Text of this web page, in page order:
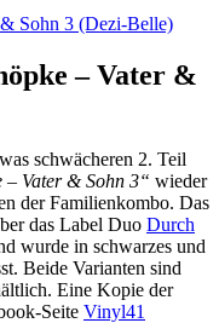
– Vater &
schwächeren 2. Teil
– Vater & Sohn 3“ wieder
der Familienkombo. Das
das Label Duo Durch
wurde in schwarzes und
Beide Varianten sind
Eine Kopie der
Seite Vinyl41